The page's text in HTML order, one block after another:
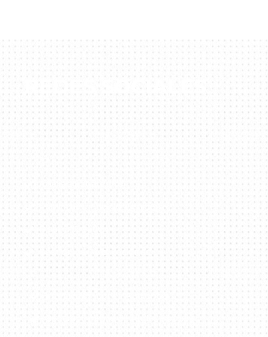
REDES SOCIALES
Planificación de Contenidos
Diseño Creativo
Gestión de Publicaciones
Interacción con la Audiencia
Gestión Integral de Redes Sociales